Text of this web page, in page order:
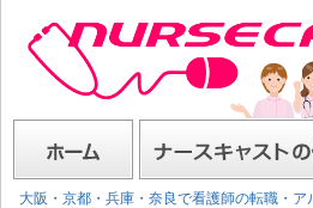
ホーム ナースキャストの使い方
大阪・京都・兵庫・奈良で看護師の転職・